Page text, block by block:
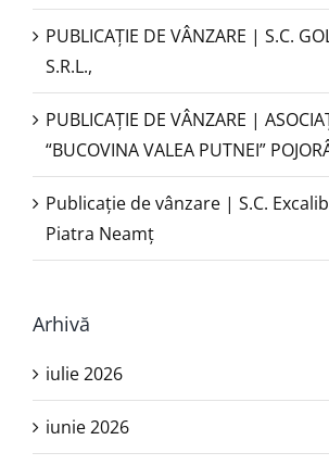
PUBLICAȚIE DE VÂNZARE | S.C.
S.R.L.,
PUBLICAŢIE DE VÂNZARE |
“BUCOVINA VALEA PUTNEI”
Publicație de vânzare | S.C.
Piatra Neamţ
Arhivă
iulie 2026
iunie 2026